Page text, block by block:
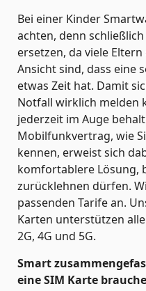
Bei einer Kinder
achten, denn
ersetzen, da viele
Ansicht sind, dass eine
etwas Zeit hat. Damit
Notfall wirklich melden
jederzeit im Auge
Mobilfunkvertrag, wie
kennen, erweist sich
komfortablere Lösung,
zurücklehnen dürfen.
passenden Tarife an.
Karten unterstützen
2G, 4G und 5G.
Smart
eine SIM Karte